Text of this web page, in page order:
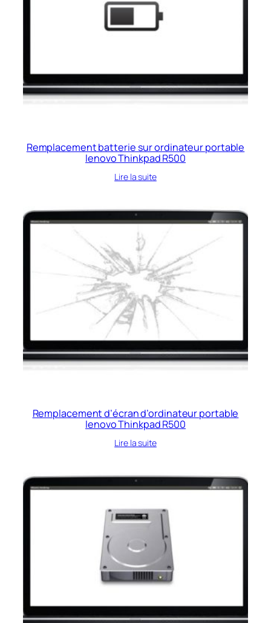
Remplacement batterie sur ordinateur portable
lenovo Thinkpad R500
Lire la suite
Remplacement d’écran d’ordinateur portable
lenovo Thinkpad R500
Lire la suite